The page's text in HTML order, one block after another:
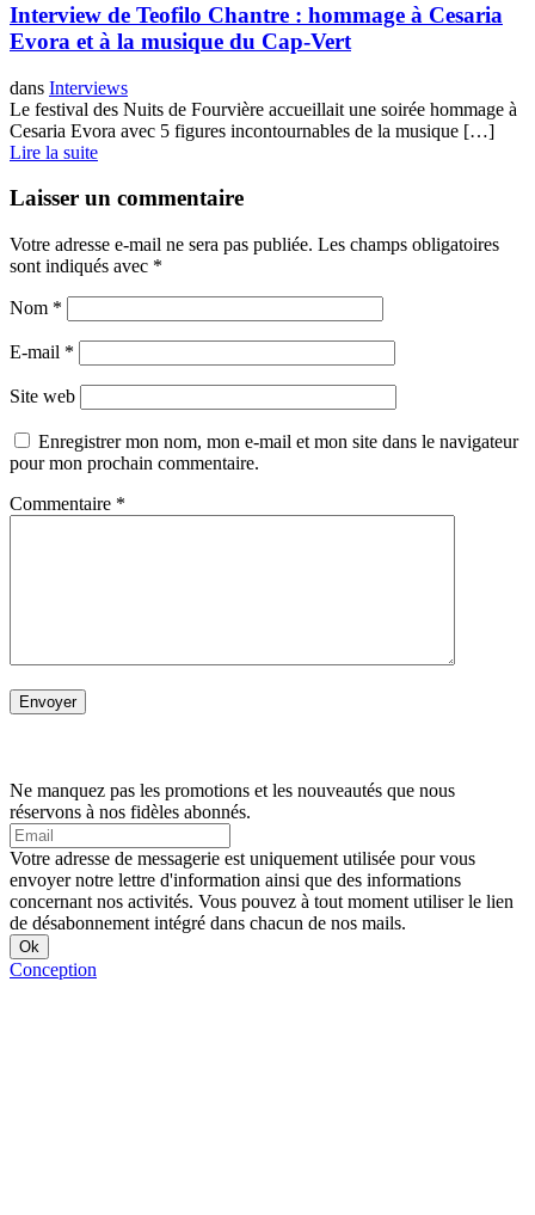
Interview de Teofilo Chantre : hommage à Cesaria
Evora et à la musique du Cap-Vert
dans Interviews
Le festival des Nuits de Fourvière accueillait une soirée hommage à
Cesaria Evora avec 5 figures incontournables de la musique […]
Lire la suite
Laisser un commentaire
Votre adresse e-mail ne sera pas publiée. Les champs obligatoires
sont indiqués avec *
Nom *
E-mail *
Site web
Enregistrer mon nom, mon e-mail et mon site dans le navigateur
pour mon prochain commentaire.
Commentaire *
Ne manquez pas les promotions et les nouveautés que nous
réservons à nos fidèles abonnés.
Votre adresse de messagerie est uniquement utilisée pour vous
envoyer notre lettre d'information ainsi que des informations
concernant nos activités. Vous pouvez à tout moment utiliser le lien
de désabonnement intégré dans chacun de nos mails.
Conception